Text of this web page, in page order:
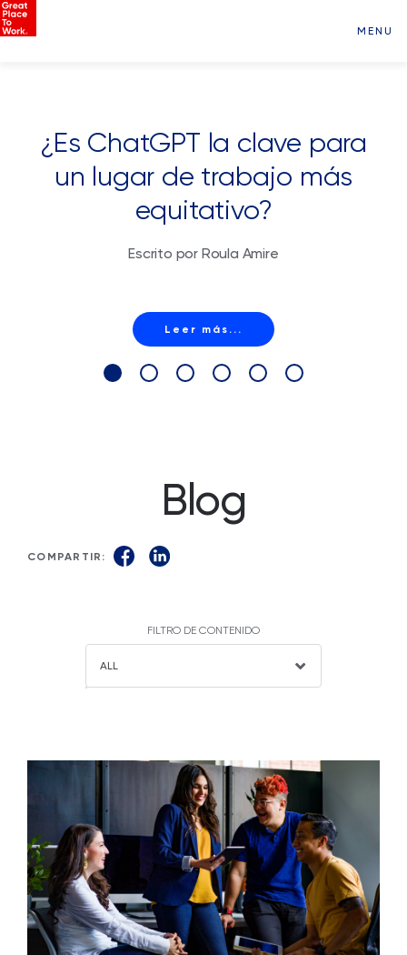
MENU
¿Es ChatGPT la clave para
un lugar de trabajo más
equitativo?
Escrito por Roula Amire
Leer más...
Blog
COMPARTIR:
FILTRO DE CONTENIDO
ALL